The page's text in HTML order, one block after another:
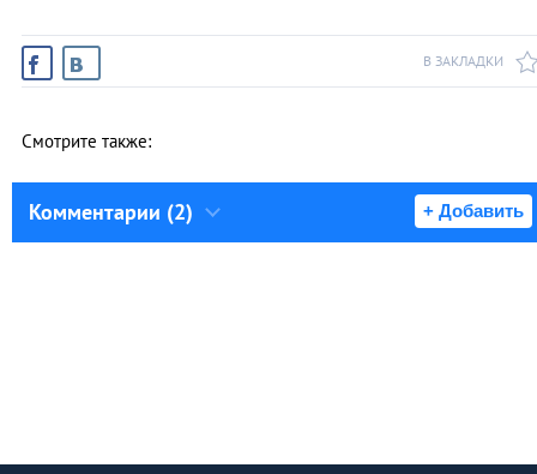
В ЗАКЛАДКИ
Смотрите также:
Комментарии (2) + Добавить